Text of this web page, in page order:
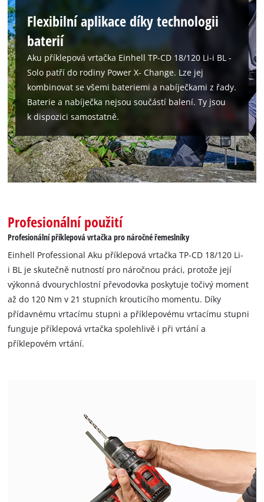
K načtení služby Google Maps
potřebujeme váš souhlas!
This content is not permitted to load due
to trackers that are not disclosed to the
visitor. The website owner needs to setup
the site with their CMP to add this content
to the list of technologies used.
Powered byUsercentrics Consent
Management Platform
Flexibilní aplikace díky technologii
baterií
Aku příklepová vrtačka Einhell TP-CD 18/120 Li-i BL -
Solo patří do rodiny Power X- Change. Lze jej
kombinovat se všemi bateriemi a nabíječkami z řady.
Baterie a nabíječka nejsou součástí balení. Ty jsou
k dispozici samostatně.
Profesionální použití
Profesionální příklepová vrtačka pro náročné řemeslníky
Einhell Professional Aku příklepová vrtačka TP-CD 18/120 Li-
i BL je skutečně nutností pro náročnou práci, protože její
výkonná dvourychlostní převodovka poskytuje točivý moment
až do 120 Nm v 21 stupních krouticího momentu. Díky
přídavnému vrtacímu stupni a příklepovému vrtacímu stupni
funguje příklepová vrtačka spolehlivě i při vrtání a
příklepovém vrtání.